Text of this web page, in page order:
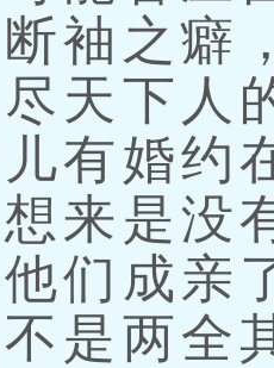
袖之癖
天下人
有婚约
来是没
们成亲
是两全